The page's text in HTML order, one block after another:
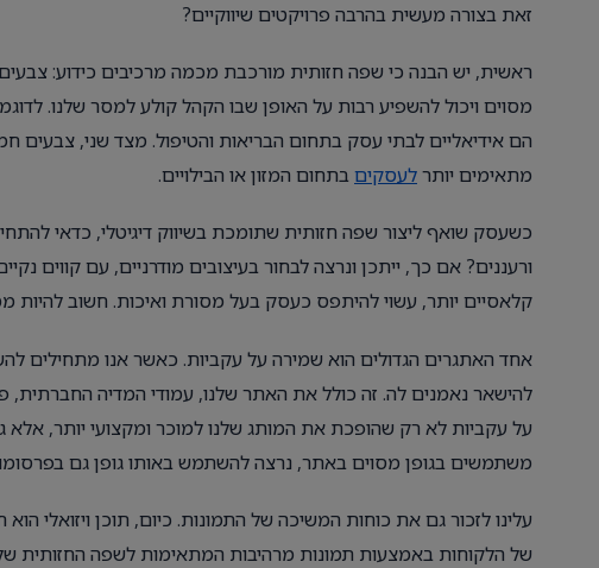
זאת בצורה מעשית בהרבה פרויקטים שיווקיים?
ראשית, יש הבנה כי שפה חזותית מורכבת מכמה מרכיבים כידוע:
מסוים ויכול להשפיע רבות על האופן שבו הקהל קולע למסר שלנו.
הם אידיאליים לבתי עסק בתחום הבריאות והטיפול. מצד שני, צבעים
מתאימים יותרלעסקיםבתחום המזון או הבילויים.
כשעסק שואף ליצור שפה חזותית שתומכת בשיווק דיגיטלי, כדאי
ורעננים? אם כך, ייתכן ונרצה לבחור בעיצובים מודרניים, עם קווים
קלאסיים יותר, עשוי להיתפס כעסק בעל מסורת ואיכות. חשוב להיות
אחד האתגרים הגדולים הוא שמירה על עקביות. כאשר אנו מתחילים
להישאר נאמנים לה. זה כולל את האתר שלנו, עמודי המדיה החברתית,
על עקביות לא רק שהופכת את המותג שלנו למוכר ומקצועי יותר, אלא
משתמשים בגופן מסוים באתר, נרצה להשתמש באותו גופן גם
עלינו לזכור גם את כוחות המשיכה של התמונות. כיום, תוכן ויזואלי
של הלקוחות באמצעות תמונות מרהיבות המתאימות לשפה החזותית